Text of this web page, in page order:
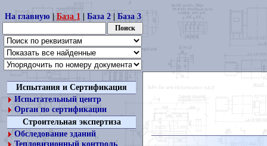
На главную| База 1| База 2| База 3
Испытания и Сертификация
Испытательный центр
Орган по сертификации
Строительная экспертиза
Обследование зданий
Тепловизионный контроль